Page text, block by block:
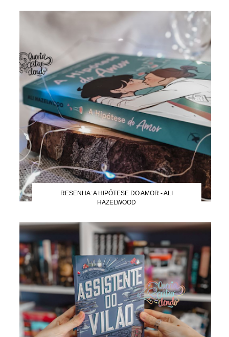
RESENHA: A HIPÓTESE DO AMOR - ALI
HAZELWOOD